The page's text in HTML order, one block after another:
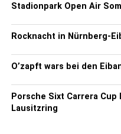
Stadionpark Open Air
Rocknacht in Nürnberg-
O’zapft wars bei den
Porsche Sixt Carrera Cup
Lausitzring